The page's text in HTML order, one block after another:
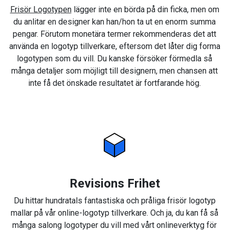
Frisör Logotypenlägger inte en börda på din ficka, men om
du anlitar en designer kan han/hon ta ut en enorm summa
pengar. Förutom monetära termer rekommenderas det att
använda en logotyp tillverkare, eftersom det låter dig forma
logotypen som du vill. Du kanske försöker förmedla så
många detaljer som möjligt till designern, men chansen att
inte få det önskade resultatet är fortfarande hög.
Revisions Frihet
Du hittar hundratals fantastiska och pråliga frisör logotyp
mallar på vår online-logotyp tillverkare. Och ja, du kan få så
många salong logotyper du vill med vårt onlineverktyg för